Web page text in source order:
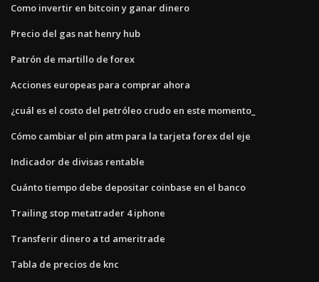
Como invertir en bitcoin y ganar dinero
Precio del gas nat henry hub
Patrón de martillo de forex
Acciones europeas para comprar ahora
¿cuál es el costo del petróleo crudo en este momento_
Cómo cambiar el pin atm para la tarjeta forex del eje
Indicador de divisas rentable
Cuánto tiempo debe depositar coinbase en el banco
Trailing stop metatrader 4 iphone
Transferir dinero a td ameritrade
Tabla de precios de knc